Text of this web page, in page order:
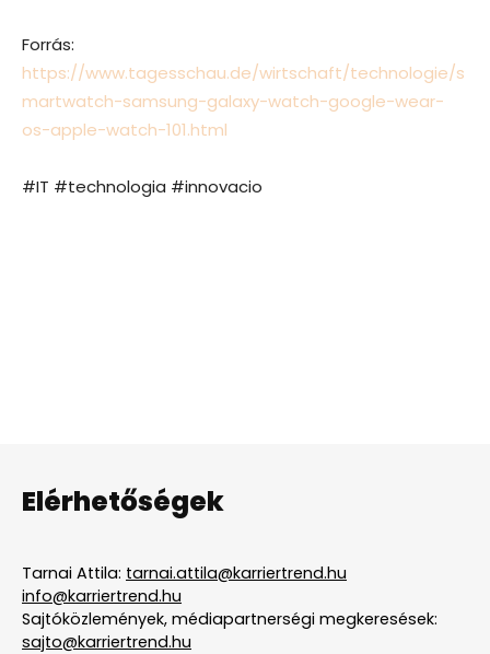
Forrás:
https://www.tagesschau.de/wirtschaft/technologie/s
martwatch-samsung-galaxy-watch-google-wear-
os-apple-watch-101.html
#IT #technologia #innovacio
Elérhetőségek
Tarnai Attila: tarnai.attila@karriertrend.hu
info@karriertrend.hu
Sajtóközlemények, médiapartnerségi megkeresések:
sajto@karriertrend.hu